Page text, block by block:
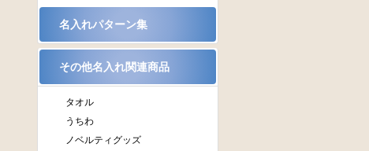
名入れパターン集
その他名入れ関連商品
タオル
うちわ
ノベルティグッズ